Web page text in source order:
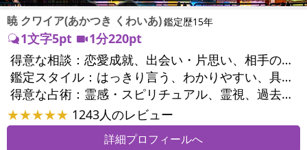
暁 クワイア(あかつき くわいあ)鑑定歴15年
1文字5pt
1分220pt
得意な相談：
恋愛成就、出会い・片思い、相手の気持ち、相性、結婚、男心・女心、二人の今後、複雑な恋愛、三角関係、略奪愛、浮気、不倫、離婚、人間関係、職場の人間関係、対人関係、仕事運、適職、天職、転職、進路、就職、人生全般、使命、人事、開業、廃業、夢、目標、ビジネスチャンス、ビジネスパートナー、家族関係、夫婦関係、家庭問題、夫婦問題、精神問題、ストレス、人生相談、ご先祖様、守護霊様、お墓参り、魂の本質、前世、来世、ペットの気持ち、引越し・転居、方位、健康運、金運
鑑定スタイル：
はっきり言う、わかりやすい、具体的、納得感、情報量が多い、友達のように相談できる、聞き上手、とても話しやすい、じっくり聞いてくれる、愛にあふれ温かい、勇気をくれる、前向き・元気になれる、実力派
得意な占術：
霊感・スピリチュアル、霊視、過去視、前世・来世、オーラ、ソウルメイト、ペットの気持ち、タロット、オラクルカード、姓名判断、四柱推命、占星術、数秘術、カラー診断、陰陽五行、人相(顔相)、カウンセリング、オリジナル占術
★★★★★ 1243人のレビュー
詳細プロフィールへ